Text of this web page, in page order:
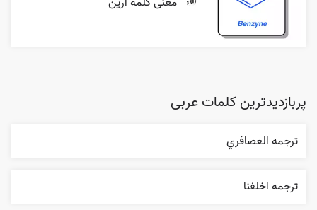
پربازدیدترین کلمات عربی
ترجمه العصافري
ترجمه اخلفنا